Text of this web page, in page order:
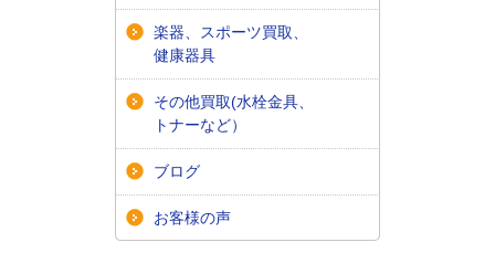
楽器、スポーツ買取、
健康器具
その他買取(水栓金具、
トナーなど）
ブログ
お客様の声